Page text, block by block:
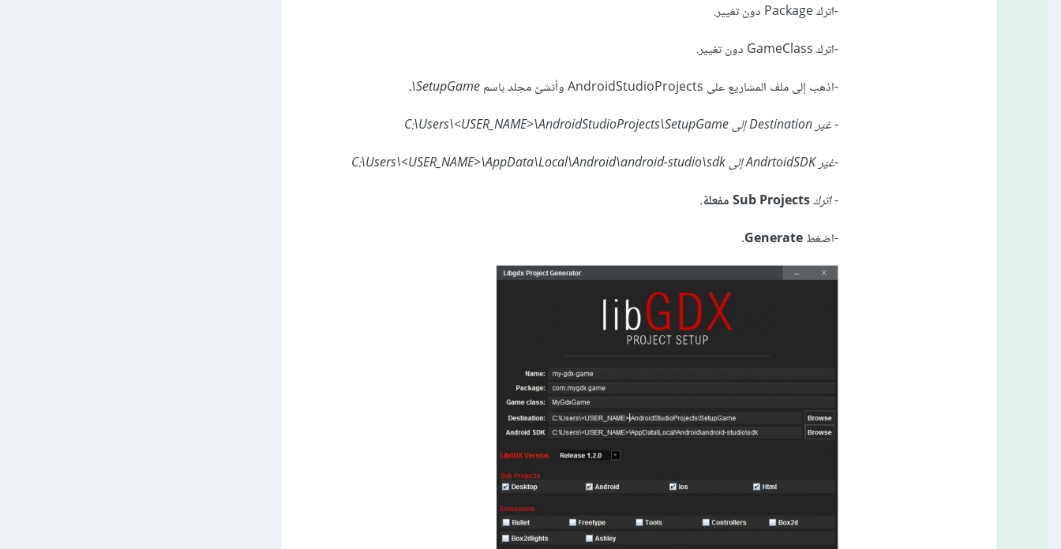
-اترك Package دون تغيير.
-اترك GameClass دون تغيير.
-اذهب إلى ملف المشاريع على AndroidStudioProjects وأنشئ مجلد باسم
SetupGame\.
- غيّر Destination إلى C:\Users\<USER_NAME>\AndroidStudioProjects\SetupGame
-غيّر AndrtoidSDK إلى C:\Users\<USER_NAME>\AppData\Local\Android\android-studio\sdk
- اتركSub Projects مفعلة.
-اضغطGenerate.